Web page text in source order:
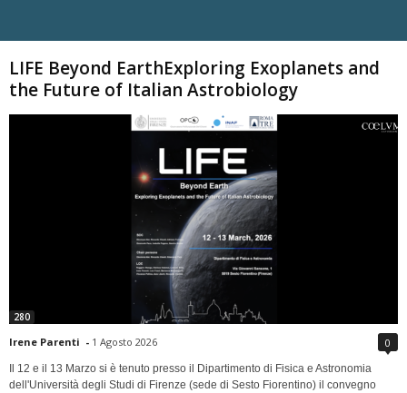
LIFE Beyond EarthExploring Exoplanets and
the Future of Italian Astrobiology
280
Irene Parenti - 1 Agosto 2026 0
Il 12 e il 13 Marzo si è tenuto presso il Dipartimento di Fisica e Astronomia
dell'Università degli Studi di Firenze (sede di Sesto Fiorentino) il convegno